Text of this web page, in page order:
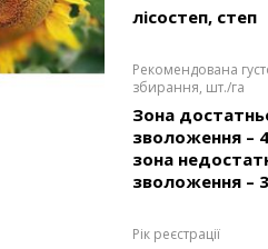
лісостеп, степ
Рекомендована
збирання, шт./га
Зона
зволоження –
зона
зволоження –
Рік реєстрації